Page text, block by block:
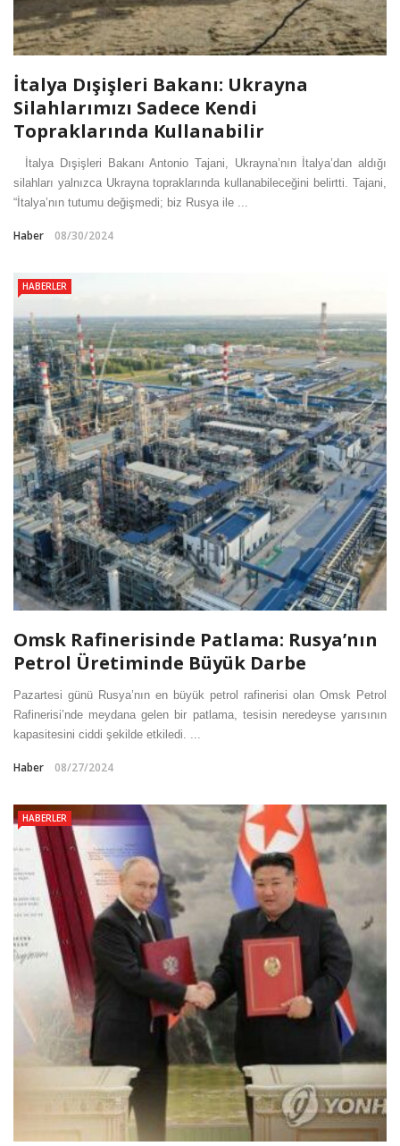
İtalya Dışişleri Bakanı: Ukrayna
Silahlarımızı Sadece Kendi
Topraklarında Kullanabilir
İtalya Dışişleri Bakanı Antonio Tajani, Ukrayna’nın İtalya’dan aldığı
silahları yalnızca Ukrayna topraklarında kullanabileceğini belirtti. Tajani,
“İtalya’nın tutumu değişmedi; biz Rusya ile ...
Haber 08/30/2024
HABERLER
Omsk Rafinerisinde Patlama: Rusya’nın
Petrol Üretiminde Büyük Darbe
Pazartesi günü Rusya’nın en büyük petrol rafinerisi olan Omsk Petrol
Rafinerisi’nde meydana gelen bir patlama, tesisin neredeyse yarısının
kapasitesini ciddi şekilde etkiledi. ...
Haber 08/27/2024
HABERLER